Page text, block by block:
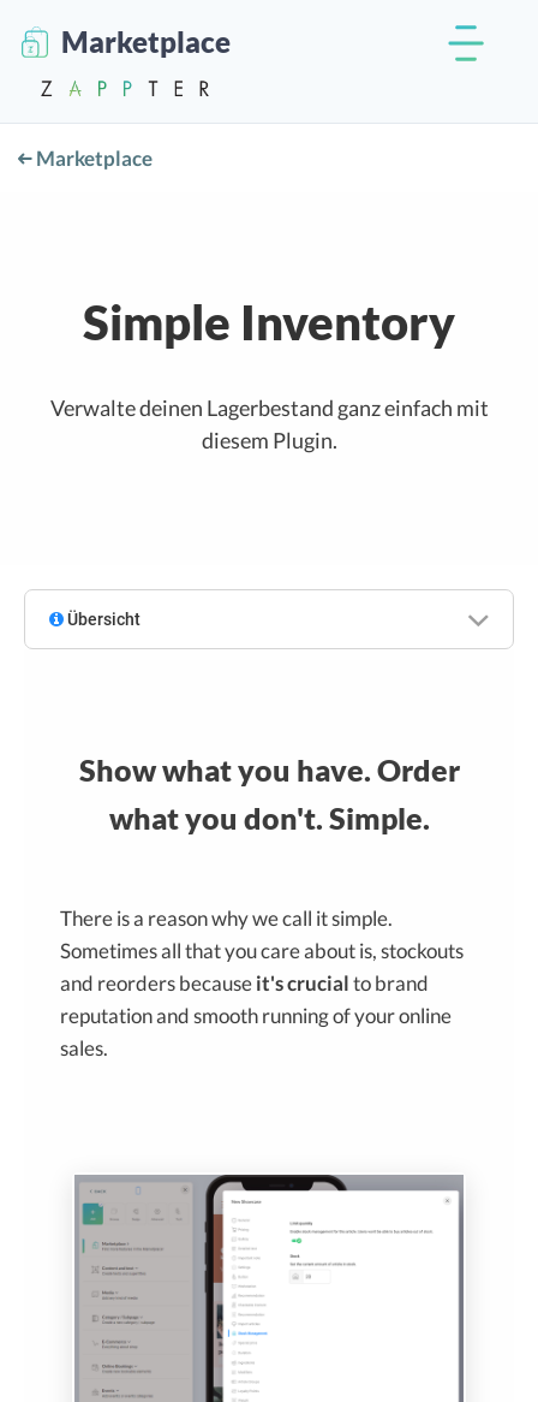
Marketplace
Marketplace
Simple Inventory
Verwalte deinen Lagerbestand ganz einfach mit
diesem Plugin.
Übersicht
Show what you have. Order
what you don't. Simple.
There is a reason why we call it simple.
Sometimes all that you care about is, stockouts
and reorders becauseit's crucialto brand
reputation and smooth running of your online
sales.